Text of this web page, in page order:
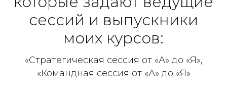
сессий и выпускники
моих курсов:
«Стратегическая сессия от «А» до «Я»,
«Командная сессия от «А» до «Я»